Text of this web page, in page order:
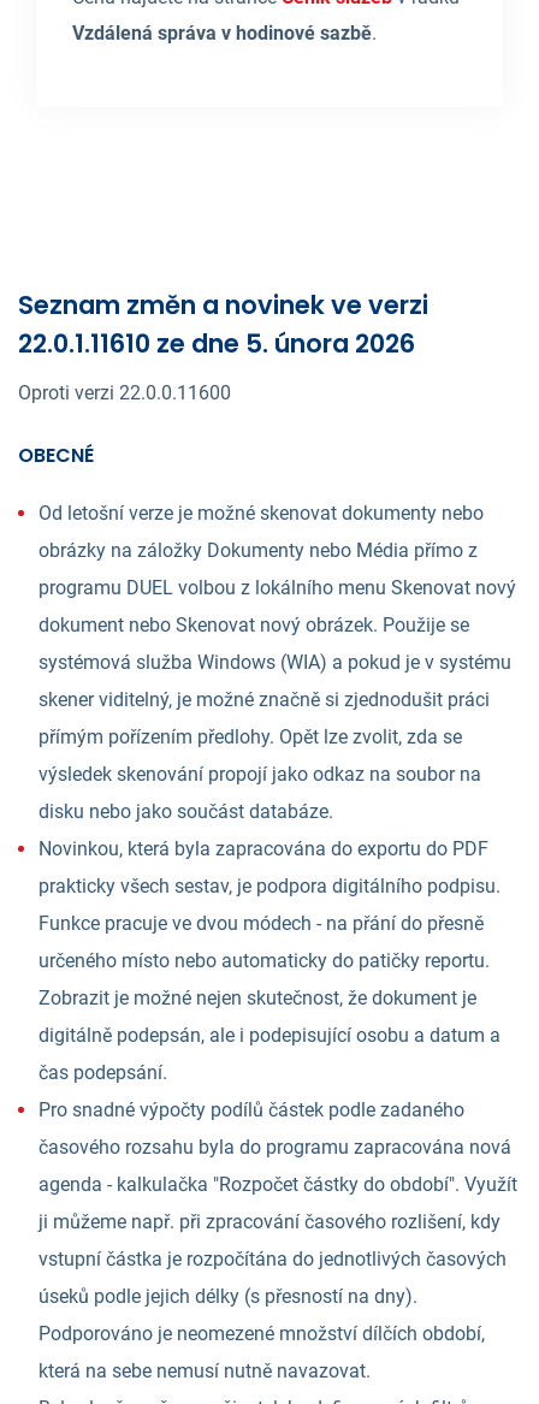
Vzdálená správa v hodinové sazbě.
Seznam změn a novinek ve verzi
22.0.1.11610 ze dne 5. února 2026
Oproti verzi 22.0.0.11600
OBECNÉ
Od letošní verze je možné skenovat dokumenty nebo
obrázky na záložky Dokumenty nebo Média přímo z
programu DUEL volbou z lokálního menu Skenovat nový
dokument nebo Skenovat nový obrázek. Použije se
systémová služba Windows (WIA) a pokud je v systému
skener viditelný, je možné značně si zjednodušit práci
přímým pořízením předlohy. Opět lze zvolit, zda se
výsledek skenování propojí jako odkaz na soubor na
disku nebo jako součást databáze.
Novinkou, která byla zapracována do exportu do PDF
prakticky všech sestav, je podpora digitálního podpisu.
Funkce pracuje ve dvou módech - na přání do přesně
určeného místo nebo automaticky do patičky reportu.
Zobrazit je možné nejen skutečnost, že dokument je
digitálně podepsán, ale i podepisující osobu a datum a
čas podepsání.
Pro snadné výpočty podílů částek podle zadaného
časového rozsahu byla do programu zapracována nová
agenda - kalkulačka "Rozpočet částky do období". Využít
ji můžeme např. při zpracování časového rozlišení, kdy
vstupní částka je rozpočítána do jednotlivých časových
úseků podle jejich délky (s přesností na dny).
Podporováno je neomezené množství dílčích období,
která na sebe nemusí nutně navazovat.